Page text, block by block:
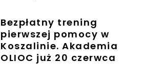
Bezpłatny trening
pierwszej pomocy w
Koszalinie. Akademia
OLIOC już 20 czerwca